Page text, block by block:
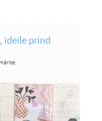
ideile prind